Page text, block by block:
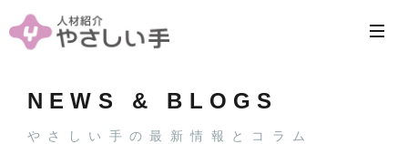
NEWS & BLOGS
やさしい手の最新情報とコラム